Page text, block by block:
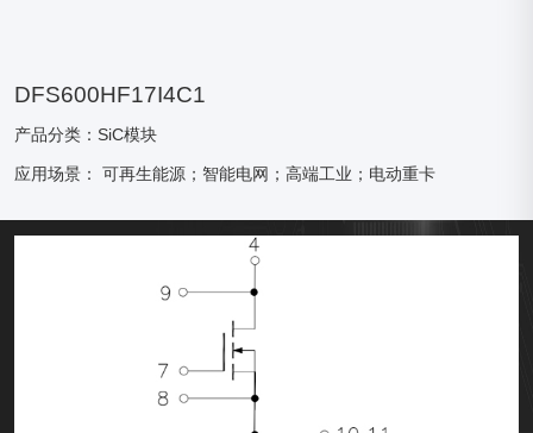
DFS600HF17I4C1
产品分类：SiC模块
应用场景： 可再生能源；智能电网；高端工业；电动重卡